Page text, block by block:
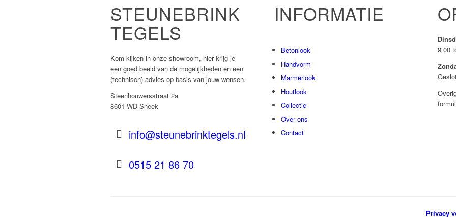
STEUNEBRINK
TEGELS
Kom kijken in onze showroom, hier krijg je
een goed beeld van de mogelijkheden en een
(technisch) advies op basis van jouw wensen.
Steenhouwersstraat 2a
8601 WD Sneek
info@steunebrinktegels.nl
0515 21 86 70
INFORMATIE
Betonlook
Handvorm
Marmerlook
Houtlook
Collectie
Over ons
Contact
9.00
Privacy